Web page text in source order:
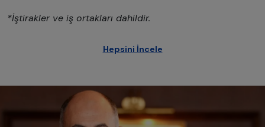
*İştirakler ve iş ortakları dahildir.
Hepsini İncele